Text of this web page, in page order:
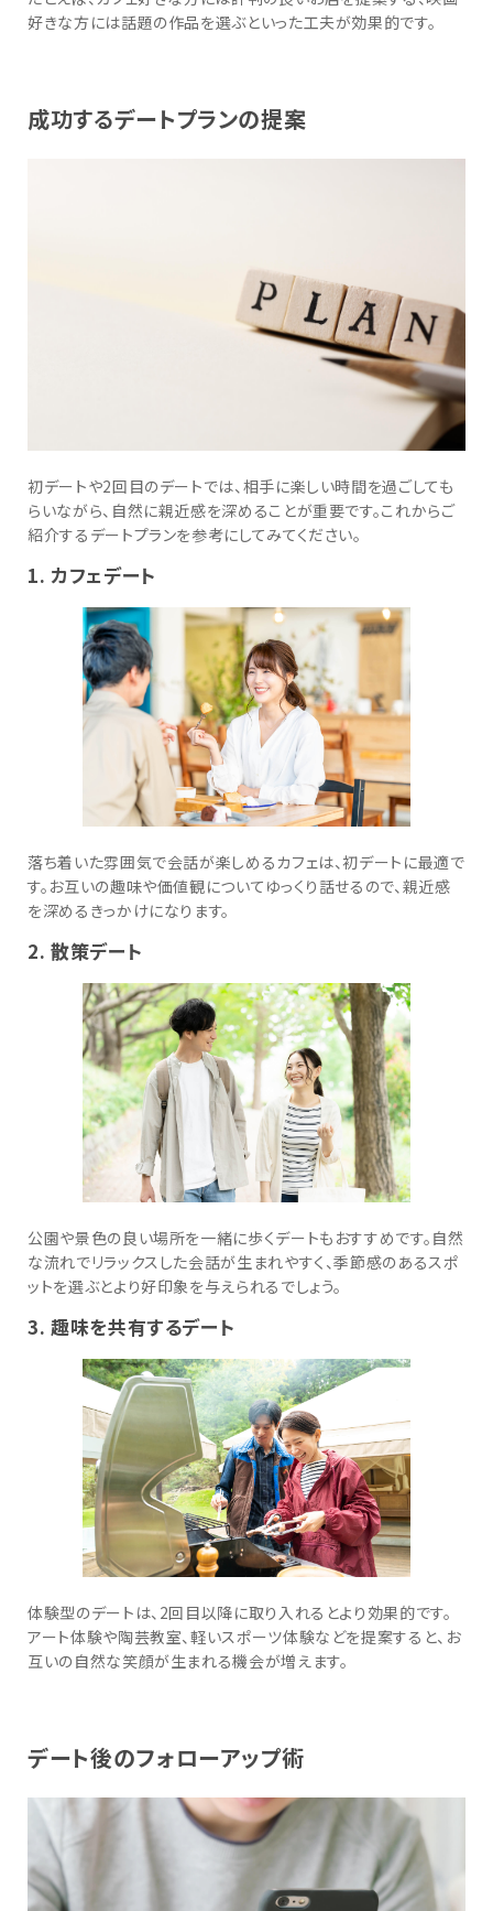
好きな方には話題の作品を選ぶといった工夫が効果的です。
成功するデートプランの提案
初デートや2回目のデートでは、相手に楽しい時間を過ごしても
らいながら、自然に親近感を深めることが重要です。これからご
紹介するデートプランを参考にしてみてください。
1. カフェデート
落ち着いた雰囲気で会話が楽しめるカフェは、初デートに最適で
す。お互いの趣味や価値観についてゆっくり話せるので、親近感
を深めるきっかけになります。
2. 散策デート
公園や景色の良い場所を一緒に歩くデートもおすすめです。自然
な流れでリラックスした会話が生まれやすく、季節感のあるスポ
ットを選ぶとより好印象を与えられるでしょう。
3. 趣味を共有するデート
体験型のデートは、2回目以降に取り入れるとより効果的です。
アート体験や陶芸教室、軽いスポーツ体験などを提案すると、お
互いの自然な笑顔が生まれる機会が増えます。
デート後のフォローアップ術